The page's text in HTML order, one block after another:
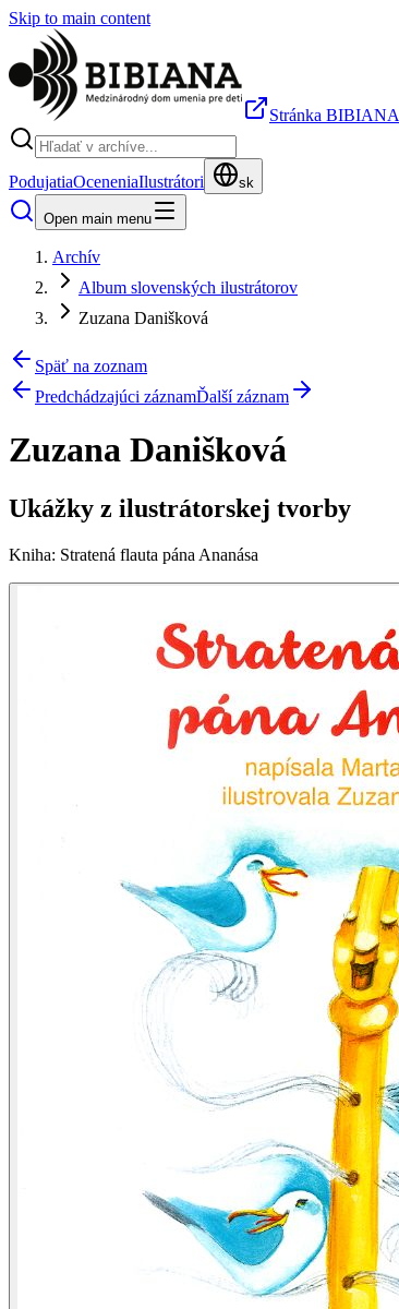
Skip to main content
Stránka BIBIANA
PodujatiaOceneniaIlustrátori sk
Open main menu
Archív
Album slovenských ilustrátorov
Zuzana Danišková
Späť na zoznam
Predchádzajúci záznamĎalší záznam
Zuzana Danišková
Ukážky z ilustrátorskej tvorby
Kniha: Stratená flauta pána Ananása